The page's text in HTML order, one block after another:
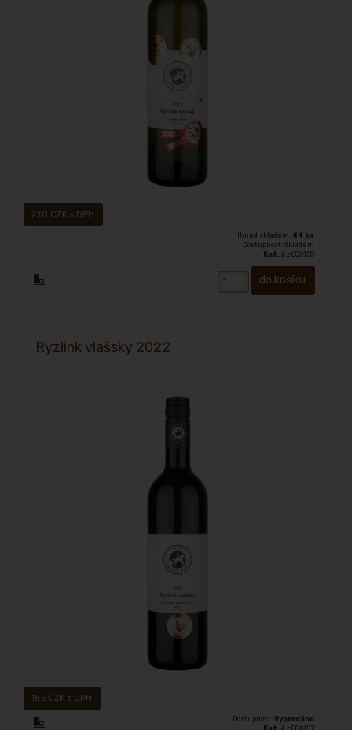
220 CZK s DPH
Zlatá medaile Krále vín, zlatá medaile - vítěz kategorie Juvenale Brno
Ihned skladem: 44 ks
Dostupnost: Skladem
Kat. č.: 006158
185 CZK s DPH
Ryzlink vlašský 2022
Dostupnost:Vyprodáno